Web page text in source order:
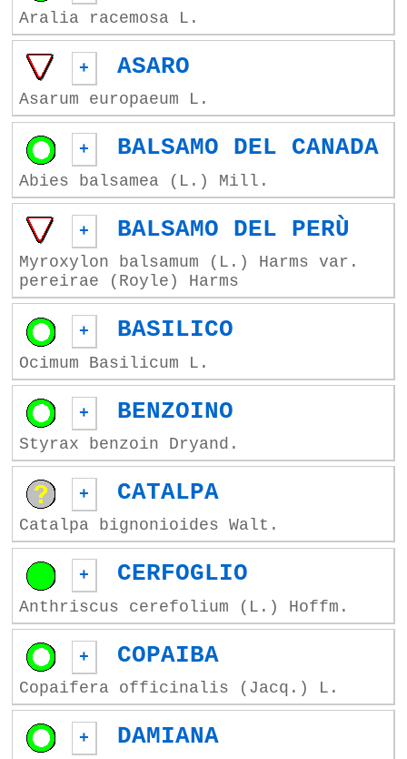
Aralia racemosa L.
+ ASARO
Asarum europaeum L.
+ BALSAMO DEL CANADA
Abies balsamea (L.) Mill.
+ BALSAMO DEL PERÙ
Myroxylon balsamum (L.) Harms var.
pereirae (Royle) Harms
+ BASILICO
Ocimum Basilicum L.
+ BENZOINO
Styrax benzoin Dryand.
+ CATALPA
Catalpa bignonioides Walt.
+ CERFOGLIO
Anthriscus cerefolium (L.) Hoffm.
+ COPAIBA
Copaifera officinalis (Jacq.) L.
+ DAMIANA